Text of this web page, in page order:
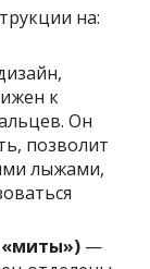
на:
к
Он
позволит
лыжами,
—